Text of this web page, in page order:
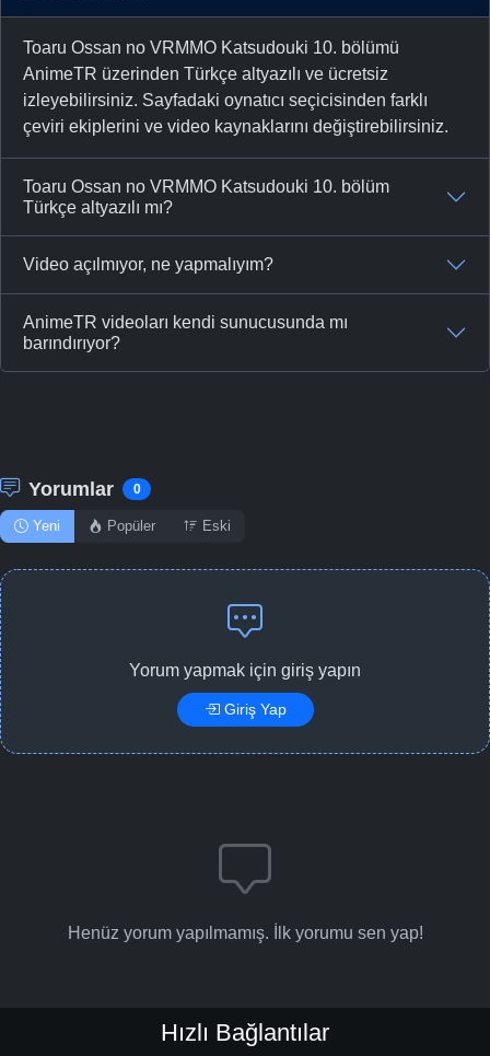
Toaru Ossan no VRMMO Katsudouki 10. bölümü
AnimeTR üzerinden Türkçe altyazılı ve ücretsiz
izleyebilirsiniz. Sayfadaki oynatıcı seçicisinden farklı
çeviri ekiplerini ve video kaynaklarını değiştirebilirsiniz.
Toaru Ossan no VRMMO Katsudouki 10. bölüm
Türkçe altyazılı mı?
Video açılmıyor, ne yapmalıyım?
AnimeTR videoları kendi sunucusunda mı
barındırıyor?
Yorumlar 0
Yeni Popüler Eski
Yorum yapmak için giriş yapın
Giriş Yap
Henüz yorum yapılmamış. İlk yorumu sen yap!
Hızlı Bağlantılar